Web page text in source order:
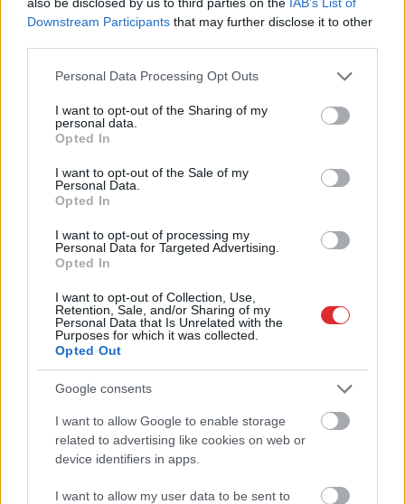
Downstream Participants that may further disclose it to other
Please note that this website/app uses one or more Google
not limited to your visit or usage behaviour. You may click to
grant or deny consent to Google and its third-party tags to
use your data for below specified purposes in below Google
consent section.
Personal Data Processing Opt Outs
I want to opt-out of the Sharing of my
personal data.
Opted In
I want to opt-out of the Sale of my
Personal Data.
Opted In
I want to opt-out of processing my
Personal Data for Targeted Advertising.
Opted In
I want to opt-out of Collection, Use,
Retention, Sale, and/or Sharing of my
Personal Data that Is Unrelated with the
Purposes for which it was collected.
Opted Out
Google consents
I want to allow Google to enable storage
related to advertising like cookies on web or
device identifiers in apps.
I want to allow my user data to be sent to
laucinieka DNS spēs
iegūt 80% šajā lauku
gudrību testā
vēl jāpaliek ilgāk?”
intervijā, izrādās – tas
nav retums
Atcelt Ziņot